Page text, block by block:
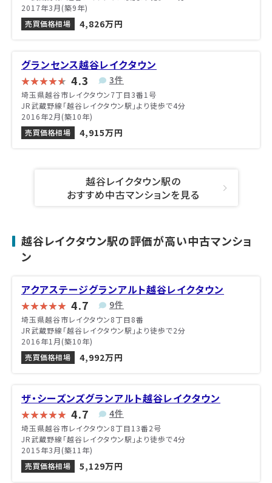
2017年3月(築9年)
売買価格相場
4,826万円
グランセンス越谷レイクタウン
4.3 3件
埼玉県越谷市レイクタウン7丁目3番1号
JR武蔵野線「越谷レイクタウン駅」より徒歩で4分
2016年2月(築10年)
売買価格相場
4,915万円
越谷レイクタウン駅の
おすすめ中古マンションを見る
越谷レイクタウン駅の評価が高い中古マンショ
ン
アクアステージグランアルト越谷レイクタウン
4.7 9件
埼玉県越谷市レイクタウン8丁目8番
JR武蔵野線「越谷レイクタウン駅」より徒歩で2分
2016年1月(築10年)
売買価格相場
4,992万円
ザ・シーズンズグランアルト越谷レイクタウン
4.7 4件
埼玉県越谷市レイクタウン8丁目13番2号
JR武蔵野線「越谷レイクタウン駅」より徒歩で4分
2015年3月(築11年)
売買価格相場
5,129万円